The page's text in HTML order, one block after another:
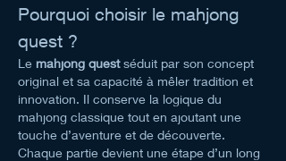
Pourquoi choisir le mahjong
quest ?
Le mahjong quest séduit par son concept
original et sa capacité à mêler tradition et
innovation. Il conserve la logique du
mahjong classique tout en ajoutant une
touche d’aventure et de découverte.
Chaque partie devient une étape d’un long